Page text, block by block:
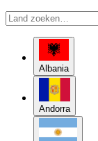
Albania
Andorra